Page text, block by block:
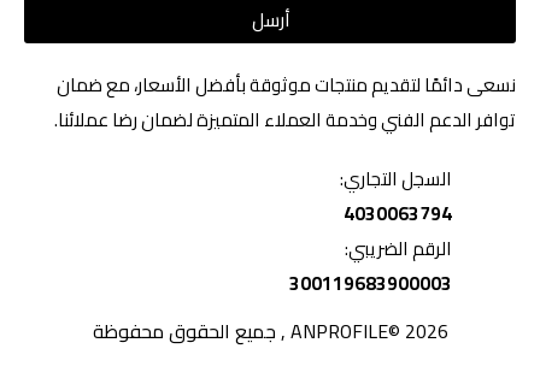
أرسل
نسعى دائمًا لتقديم منتجات موثوقة بأفضل الأسعار، مع ضمان
توافر الدعم الفني وخدمة العملاء المتميزة لضمان رضا عملائنا.
السجل التجاري:
4030063794
الرقم الضريبي:
300119683900003
2026 ©ANPROFILE , جميع الحقوق محفوظة